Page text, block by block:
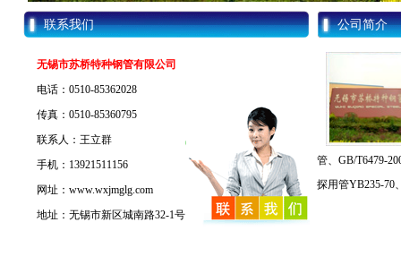
联系我们
无锡市苏桥特种钢管有限公司
电话：0510-85362028
传真：0510-85360795
联系人：王立群
手机：13921511156
网址：www.wxjmglg.com
地址：无锡市新区城南路32-1号
公司简介
管、GB/T6479-
探用管YB235-70
光亮管 光亮管 光亮管